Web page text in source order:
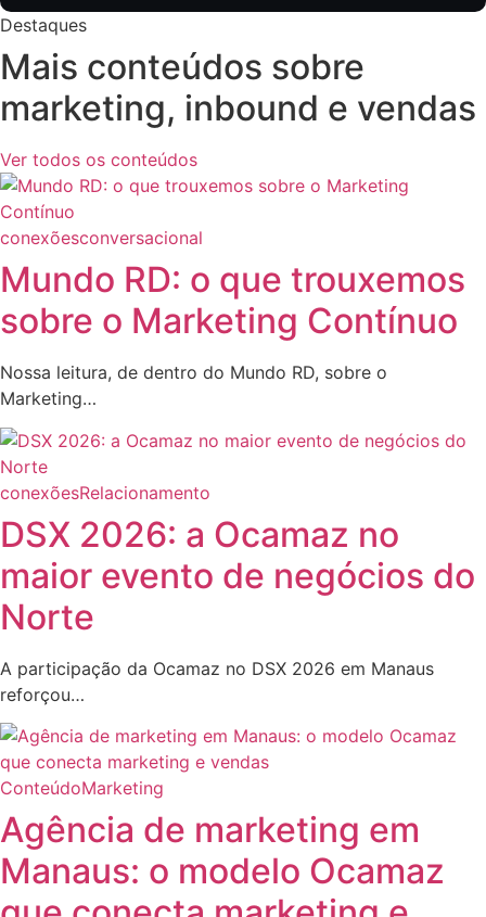
Destaques
Mais conteúdos sobre
marketing, inbound e vendas
Ver todos os conteúdos
conexõesconversacional
Mundo RD: o que trouxemos
sobre o Marketing Contínuo
Nossa leitura, de dentro do Mundo RD, sobre o
Marketing…
conexõesRelacionamento
DSX 2026: a Ocamaz no
maior evento de negócios do
Norte
A participação da Ocamaz no DSX 2026 em Manaus
reforçou…
ConteúdoMarketing
Agência de marketing em
Manaus: o modelo Ocamaz